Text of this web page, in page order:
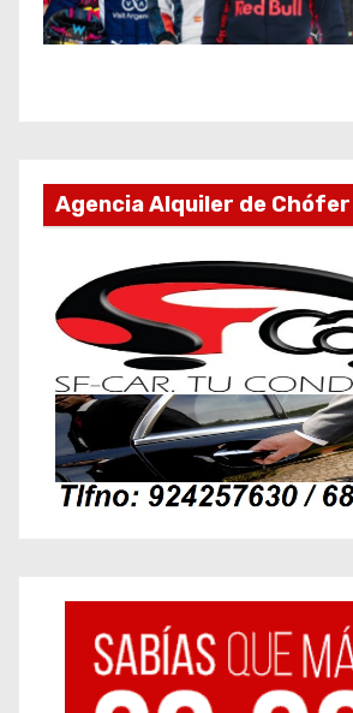
Agencia Alquiler de Chófer